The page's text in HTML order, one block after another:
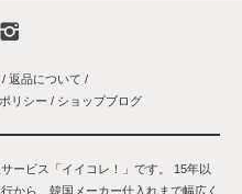
/ 返品について /
リシー / ショップブログ
ービス「イイコレ！」です。 15年以
から、韓国メーカー仕入れまで幅広く